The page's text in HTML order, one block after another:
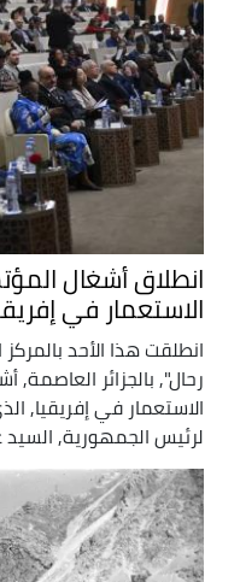
انطلاق أشغال
الاستعمار في
انطلقت هذا الأحد
رحال", بالجزائر العاصمة,
الاستعمار في إفريقيا,
لرئيس الجمهورية, السيد